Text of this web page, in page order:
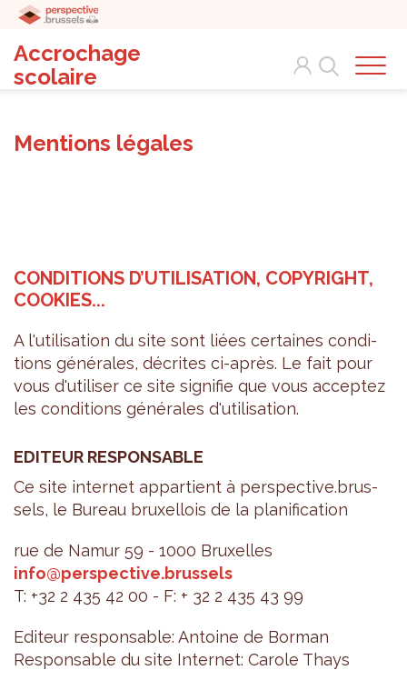
Accrochage
scolaire
Search
Mentions légales
CONDI­TIONS D’UTI­LI­SA­TION, COPY­RIGHT,
COOKIES...
A l'uti­li­sa­tion du site sont liées cer­taines condi­
tions géné­rales, décrites ci-après. Le fait pour
vous d'uti­li­ser ce site signi­fie que vous accep­tez
les condi­tions géné­rales d'uti­li­sa­tion.
EDI­TEUR RES­PON­SABLE
Ce site inter­net appar­tient à pers­pec­tive.brus­
sels, le Bureau bruxel­lois de la pla­ni­fi­ca­tion
rue de Namur 59 - 1000 Bruxelles
info@​perspective.​brussels
T: +32 2 435 42 00 - F: + 32 2 435 43 99
Edi­teur res­pon­sable: Antoine de Bor­man
Res­pon­sable du site Inter­net: Carole Thays